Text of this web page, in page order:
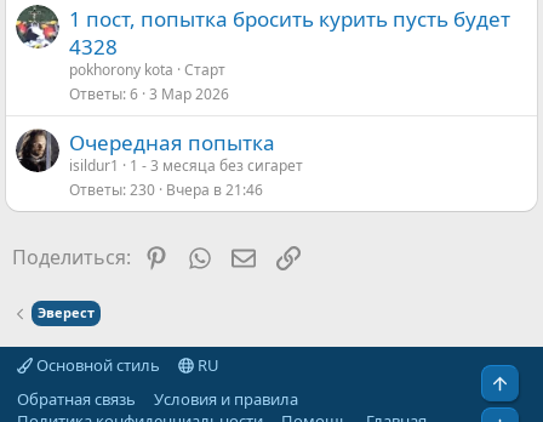
1 пост, попытка бросить курить пусть будет
4328
pokhorony kota Старт
Ответы 6 3 Мар 2026
Очередная попытка
isildur1
1 - 3 месяца без сигарет
Ответы 230 Вчера в 21:46
Поделиться: Pinterest
WhatsAppЭлектронная почта
Ссылка
Эверест
Основной стиль
RU
Обратная связь
Условия и правила